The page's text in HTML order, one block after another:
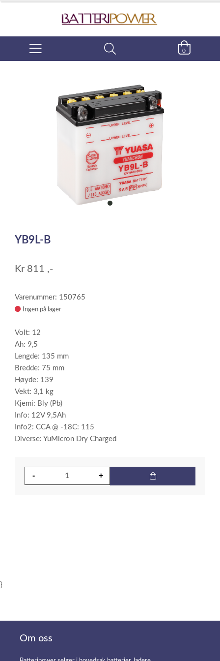
0
item
of
YB9L-B
Kr 811 ,-
Varenummer: 150765
Ingen på lager
Volt: 12
Ah: 9,5
Lengde: 135 mm
Bredde: 75 mm
Høyde: 139
Vekt: 3,1 kg
Kjemi: Bly (Pb)
Info: 12V 9,5Ah
Info2: CCA @ -18C: 115
Diverse: YuMicron Dry Charged
}
Om oss